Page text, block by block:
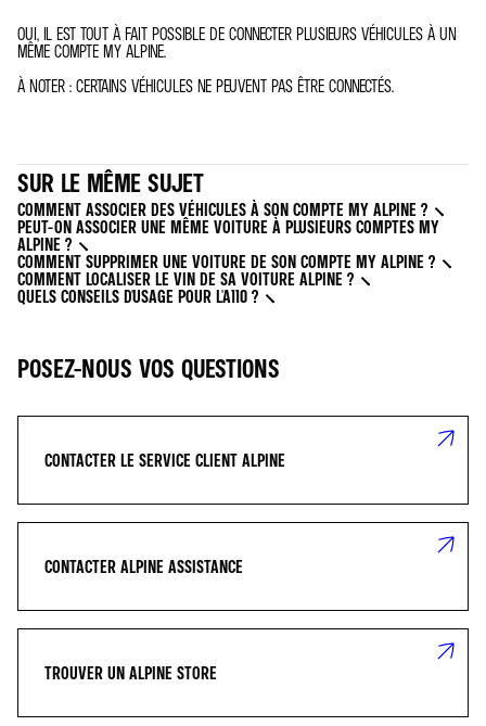
OUI, IL EST TOUT À FAIT POSSIBLE DE CONNECTER PLUSIEURS VÉHICULES À UN
MÊME COMPTE MY ALPINE.
À NOTER : CERTAINS VÉHICULES NE PEUVENT PAS ÊTRE CONNECTÉS.
SUR LE MÊME SUJET
COMMENT ASSOCIER DES VÉHICULES À SON COMPTE MY ALPINE ?
PEUT-ON ASSOCIER UNE MÊME VOITURE À PLUSIEURS COMPTES MY
ALPINE ?
COMMENT SUPPRIMER UNE VOITURE DE SON COMPTE MY ALPINE ?
COMMENT LOCALISER LE VIN DE SA VOITURE ALPINE ?
QUELS CONSEILS D'USAGE POUR L'A110 ?
POSEZ-NOUS VOS QUESTIONS
CONTACTER LE SERVICE CLIENT ALPINE
CONTACTER ALPINE ASSISTANCE
TROUVER UN ALPINE STORE